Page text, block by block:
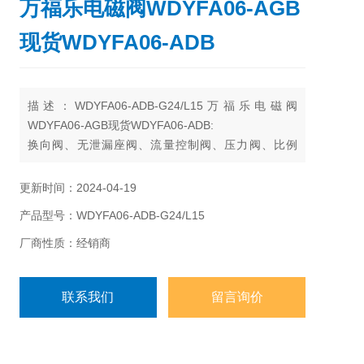
万福乐电磁阀WDYFA06-AGB
现货WDYFA06-ADB
描述：WDYFA06-ADB-G24/L15万福乐电磁阀
WDYFA06-AGB现货WDYFA06-ADB:
换向阀、无泄漏座阀、流量控制阀、压力阀、比例
更新时间：2024-04-19
产品型号：WDYFA06-ADB-G24/L15
厂商性质：经销商
联系我们 留言询价